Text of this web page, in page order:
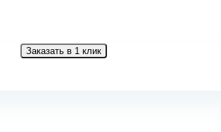
Заказать в 1 клик